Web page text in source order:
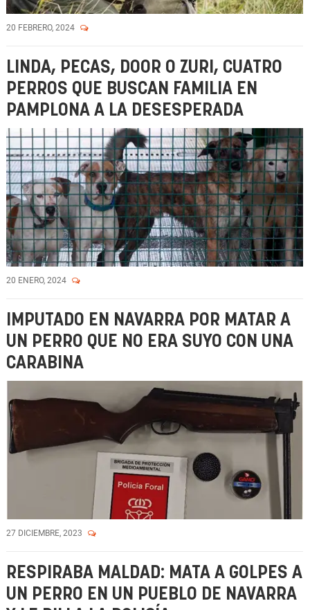
20 FEBRERO, 2024
LINDA, PECAS, DOOR O ZURI, CUATRO
PERROS QUE BUSCAN FAMILIA EN
PAMPLONA A LA DESESPERADA
20 ENERO, 2024
IMPUTADO EN NAVARRA POR MATAR A
UN PERRO QUE NO ERA SUYO CON UNA
CARABINA
27 DICIEMBRE, 2023
RESPIRABA MALDAD: MATA A GOLPES A
UN PERRO EN UN PUEBLO DE NAVARRA